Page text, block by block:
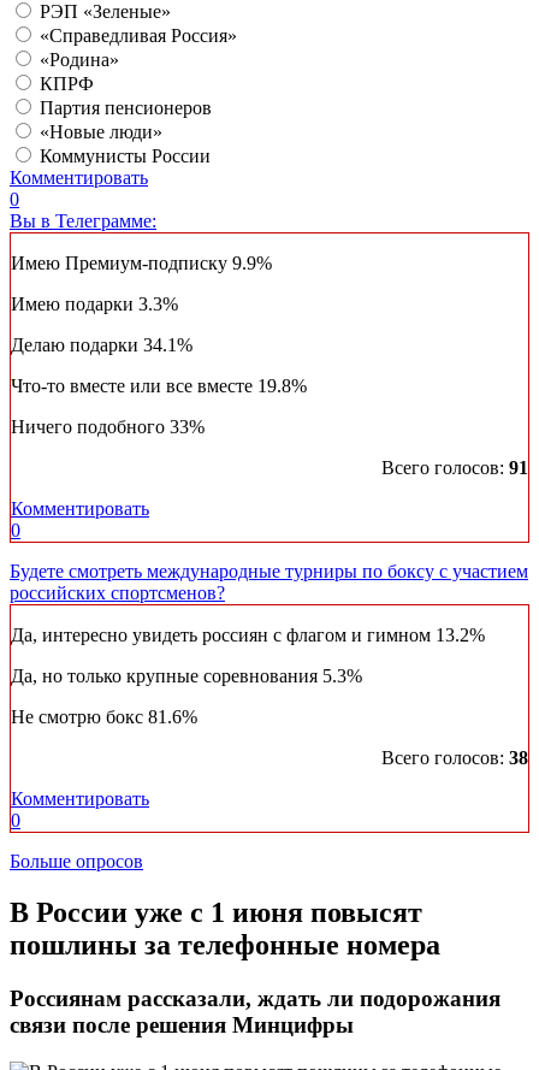
РЭП «Зеленые»
«Справедливая Россия»
«Родина»
КПРФ
Партия пенсионеров
«Новые люди»
Коммунисты России
Комментировать
0
Вы в Телеграмме:
Имею Премиум-подписку 9.9%
Имею подарки 3.3%
Делаю подарки 34.1%
Что-то вместе или все вместе 19.8%
Ничего подобного 33%
Всего голосов: 91
Комментировать
0
Будете смотреть международные турниры по боксу с участием
российских спортсменов?
Да, интересно увидеть россиян с флагом и гимном 13.2%
Да, но только крупные соревнования 5.3%
Не смотрю бокс 81.6%
Всего голосов: 38
Комментировать
0
Больше опросов
​В России уже с 1 июня повысят
пошлины за телефонные номера
Россиянам рассказали, ждать ли подорожания
связи после решения Минцифры